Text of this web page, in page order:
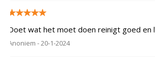
Doet wat het moet doen reinigt goed en
Anoniem - 20-1-2024